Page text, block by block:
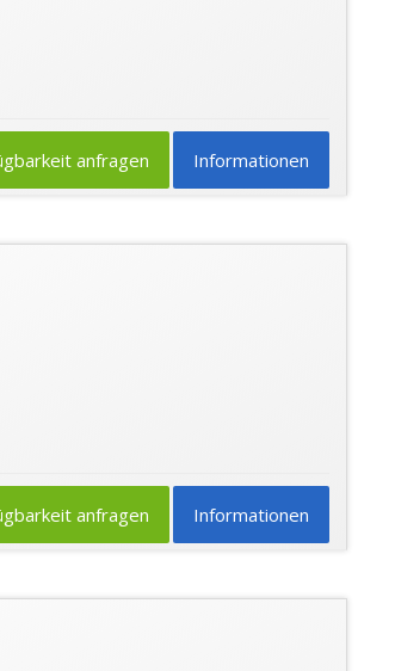
Informationen
anfragen
Informationen
anfragen